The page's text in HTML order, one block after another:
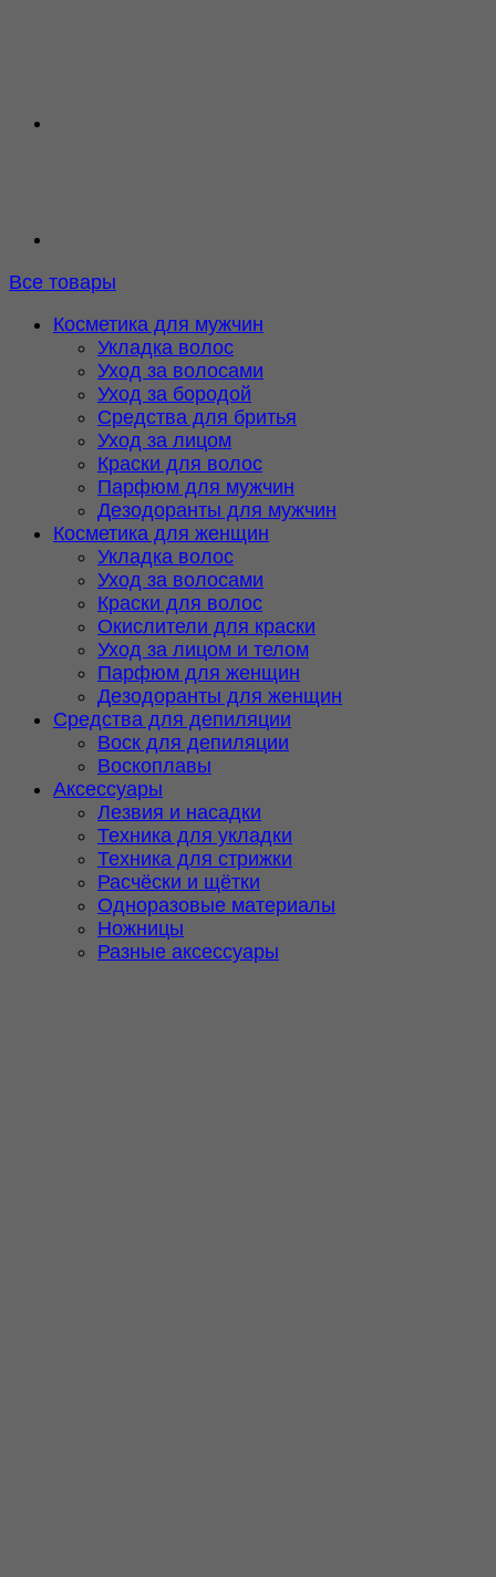
Все товары
Косметика для мужчин
Укладка волос
Уход за волосами
Уход за бородой
Средства для бритья
Уход за лицом
Краски для волос
Парфюм для мужчин
Дезодоранты для мужчин
Косметика для женщин
Укладка волос
Уход за волосами
Краски для волос
Окислители для краски
Уход за лицом и телом
Парфюм для женщин
Дезодоранты для женщин
Средства для депиляции
Воск для депиляции
Воскоплавы
Аксессуары
Лезвия и насадки
Техника для укладки
Техника для стрижки
Расчёски и щётки
Одноразовые материалы
Ножницы
Разные аксессуары